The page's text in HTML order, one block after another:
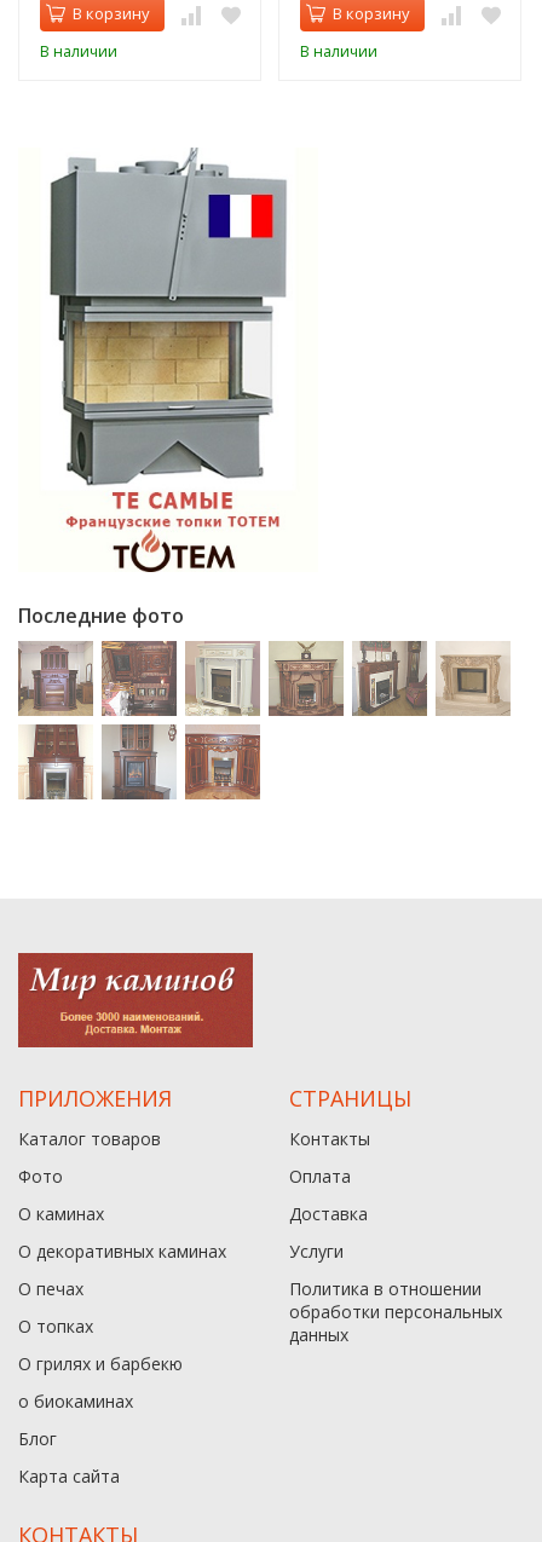
В корзину
В наличии
В корзину
В наличии
Последние фото
ПРИЛОЖЕНИЯ
Каталог товаров
Фото
О каминах
О декоративных каминах
О печах
О топках
О грилях и барбекю
о биокаминах
Блог
Карта сайта
СТРАНИЦЫ
Контакты
Оплата
Доставка
Услуги
Политика в отношении
обработки персональных
данныx
КОНТАКТЫ